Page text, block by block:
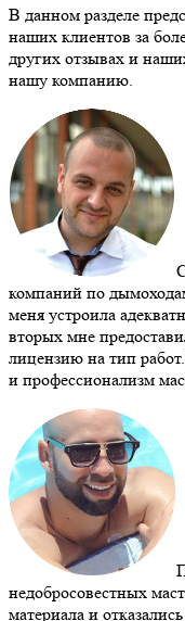
В данном разделе
наших клиентов за
других отзывах и
нашу компанию.
компаний по
меня устроила
вторых мне
лицензию на тип
и профессионализм
недобросовестных
материала и